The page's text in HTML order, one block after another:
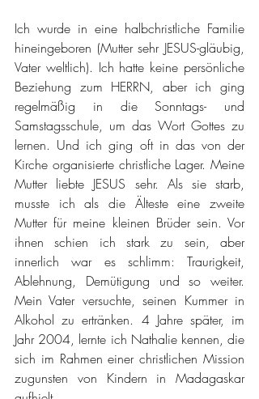
Ich wurde in eine halbchristliche Familie
hineingeboren (Mutter sehr JESUS-gläubig,
Vater weltlich). Ich hatte keine persönliche
Beziehung zum HERRN, aber ich ging
regelmäßig in die Sonntags- und
Samstagsschule, um das Wort Gottes zu
lernen. Und ich ging oft in das von der
Kirche organisierte christliche Lager. Meine
Mutter liebte JESUS sehr. Als sie starb,
musste ich als die Älteste eine zweite
Mutter für meine kleinen Brüder sein. Vor
ihnen schien ich stark zu sein, aber
innerlich war es schlimm: Traurigkeit,
Ablehnung, Demütigung und so weiter.
Mein Vater versuchte, seinen Kummer in
Alkohol zu ertränken. 4 Jahre später, im
Jahr 2004, lernte ich Nathalie kennen, die
sich im Rahmen einer christlichen Mission
zugunsten von Kindern in Madagaskar